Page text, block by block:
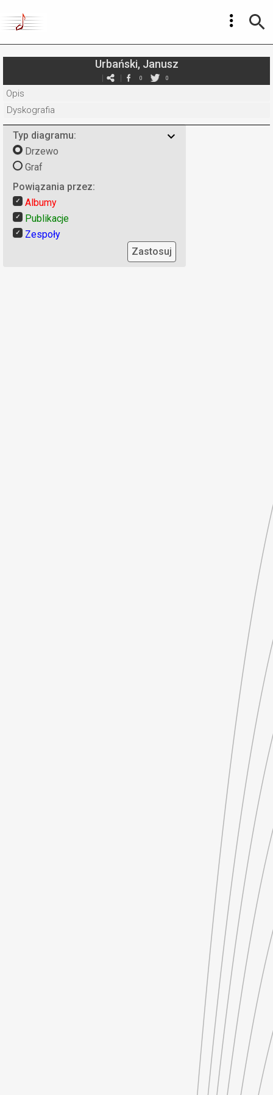
Urbański, Janusz
0 0
Opis
Dyskografia
Typ diagramu:
Drzewo
Graf
Powiązania przez:
Albumy
Publikacje
Zespoły
Zastosuj